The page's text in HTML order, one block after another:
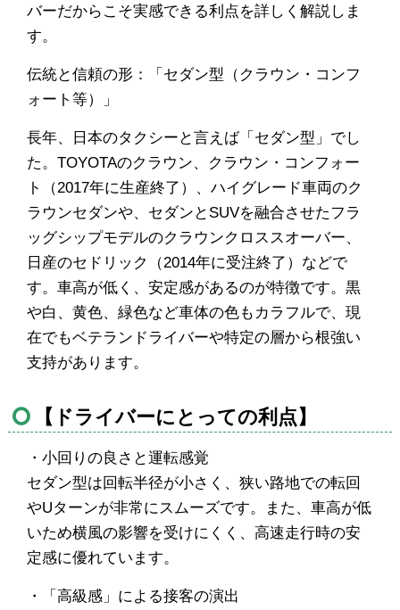
バーだからこそ実感できる利点を詳しく解説しま
す。
伝統と信頼の形：「セダン型（クラウン・コンフ
ォート等）」
長年、日本のタクシーと言えば「セダン型」でし
た。TOYOTAのクラウン、クラウン・コンフォー
ト（2017年に生産終了）、ハイグレード車両のク
ラウンセダンや、セダンとSUVを融合させたフラ
ッグシップモデルのクラウンクロススオーバー、
日産のセドリック（2014年に受注終了）などで
す。車高が低く、安定感があるのが特徴です。黒
や白、黄色、緑色など車体の色もカラフルで、現
在でもベテランドライバーや特定の層から根強い
支持があります。
【ドライバーにとっての利点】
・小回りの良さと運転感覚
セダン型は回転半径が小さく、狭い路地での転回
やUターンが非常にスムーズです。また、車高が低
いため横風の影響を受けにくく、高速走行時の安
定感に優れています。
・「高級感」による接客の演出